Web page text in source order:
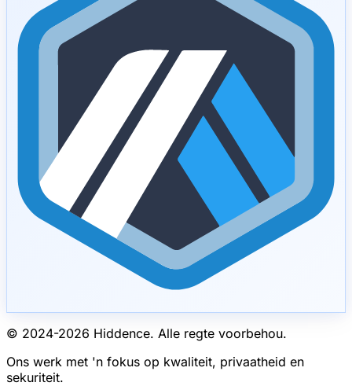
© 2024-2026 Hiddence. Alle regte voorbehou.
Ons werk met 'n fokus op kwaliteit, privaatheid en
sekuriteit.